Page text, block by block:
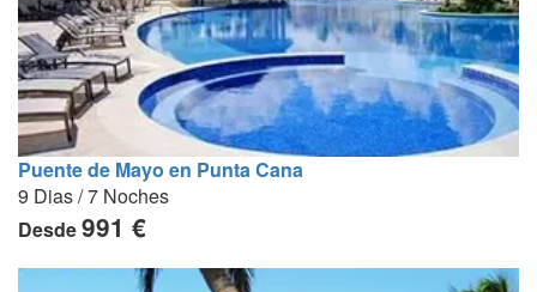
Puente de Mayo en Punta Cana
9 Dias / 7 Noches
Desde991 €